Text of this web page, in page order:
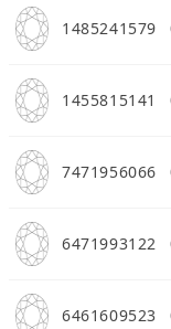
1485241579
1455815141
7471956066
6471993122
6461609523